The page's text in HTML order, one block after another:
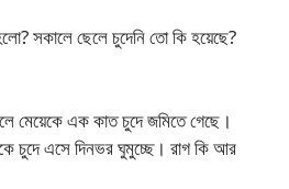
সকালে ছেলে চুদেনি তো কি হয়েছে?
মেয়েকে এক কাত চুদে জমিতে গেছে।
চুদে এসে দিনভর ঘুমুচ্ছে। রাগ কি আর